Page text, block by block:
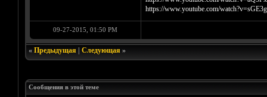
https://www.youtube.com/
09-27-2015, 01:50 PM
« Предыдущая| Следующая»
Сообщения в этой теме